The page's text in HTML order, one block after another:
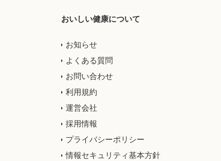
おいしい健康について
お知らせ
よくある質問
お問い合わせ
利用規約
運営会社
採用情報
プライバシーポリシー
情報セキュリティ基本方針